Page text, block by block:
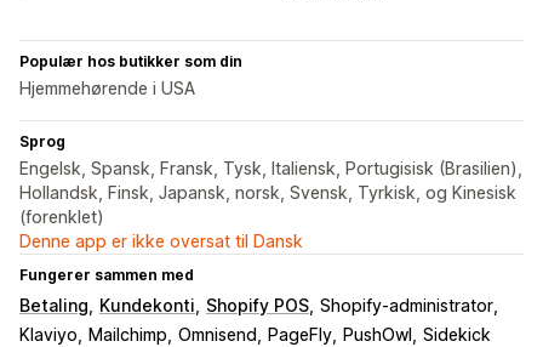
Populær hos butikker som din
Hjemmehørende i USA
Sprog
Engelsk, Spansk, Fransk, Tysk, Italiensk, Portugisisk (Brasilien),
Hollandsk, Finsk, Japansk, norsk, Svensk, Tyrkisk, og Kinesisk
(forenklet)
Denne app er ikke oversat til Dansk
Fungerer sammen med
Betaling Kundekonti Shopify POS Shopify-administrator
Klaviyo
Mailchimp Omnisend PageFly PushOwl Sidekick